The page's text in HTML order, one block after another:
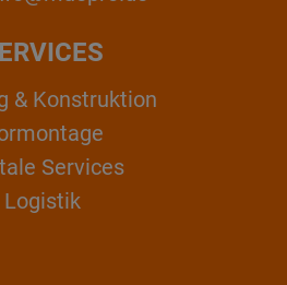
& Konstruktion
Services
Logistik